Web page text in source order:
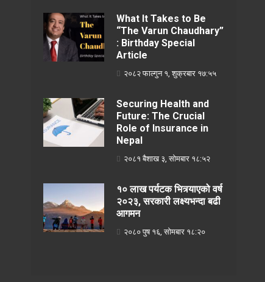
What It Takes to Be
“The Varun Chaudhary”
: Birthday Special
Article
२०८२ फाल्गुन १, शुक्रबार १७:५५
Securing Health and
Future: The Crucial
Role of Insurance in
Nepal
२०८१ बैशाख ३, सोमबार १८:५२
१० लाख पर्यटक भित्र्याएको वर्ष
२०२३, सरकारी लक्ष्यभन्दा बढी
आगमन
२०८० पुष १६, सोमबार १८:२०